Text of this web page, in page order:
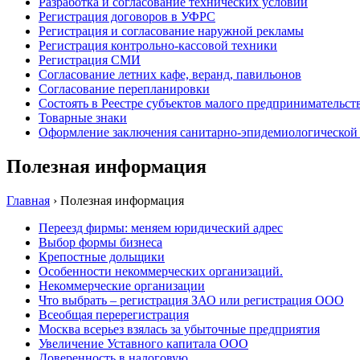
Регистрация договоров в УФРС
Регистрация и согласование наружной рекламы
Регистрация контрольно-кассовой техники
Регистрация СМИ
Согласование летних кафе, веранд, павильонов
Согласование перепланировки
Состоять в Реестре субъектов малого
Товарные знаки
Оформление заключения санитарно-эпидемиологической
Полезная информация
Главная › Полезная информация
Переезд фирмы: меняем юридический адрес
Выбор формы бизнеса
Крепостные дольщики
Особенности некоммерческих организаций.
Некоммерческие организации
Что выбрать – регистрация ЗАО или регистрация ООО
Всеобщая перерегистрация
Москва всерьез взялась за убыточные предприятия
Увеличение Уставного капитала ООО